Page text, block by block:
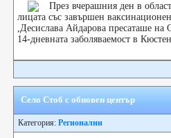
През вчерашния ден в
лицата със завършен
,Десислава Айдарова пресаташе
14-дневната заболяваемост в
Село Стоб с обновен център
Категория: Регионални